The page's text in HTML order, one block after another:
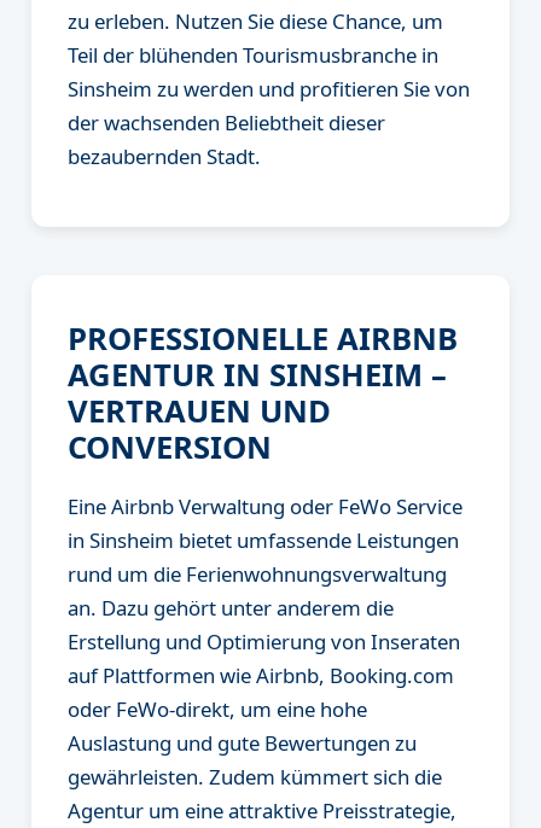
zu erleben. Nutzen Sie diese Chance, um
Teil der blühenden Tourismusbranche in
Sinsheim zu werden und profitieren Sie von
der wachsenden Beliebtheit dieser
bezaubernden Stadt.
PROFESSIONELLE AIRBNB
AGENTUR IN SINSHEIM –
VERTRAUEN UND
CONVERSION
Eine Airbnb Verwaltung oder FeWo Service
in Sinsheim bietet umfassende Leistungen
rund um die Ferienwohnungsverwaltung
an. Dazu gehört unter anderem die
Erstellung und Optimierung von Inseraten
auf Plattformen wie Airbnb, Booking.com
oder FeWo-direkt, um eine hohe
Auslastung und gute Bewertungen zu
gewährleisten. Zudem kümmert sich die
Agentur um eine attraktive Preisstrategie,